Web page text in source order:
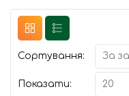
Сортування:
Показати: